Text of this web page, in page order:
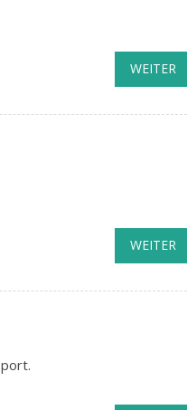
WEITER
WEITER